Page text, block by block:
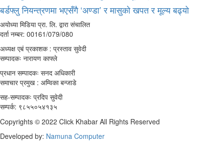
बर्डफ्लु नियन्त्रणमा भएसँगै ‘अण्डा’ र मासुको खपत र मूल्य बढ्यो
अयोध्या मिडिया प्रा. लि. द्वारा संचालित
दर्ता नम्बर: 00161/079/080
अध्यक्ष एबं प्रकाशक : प्रस्ताव सुवेदी
सम्पादकः नारायण काफ्ले
प्रधान सम्पादकः सनद अधिकारी
समाचार प्रमुख : अम्विका बन्जाडे
सह-सम्पादकः प्रदिप सुवेदी
सम्पर्क: ९८५५०५४१३५
Copyrights © 2022 Click Khabar All Rights Reserved
Developed by: Namuna Computer